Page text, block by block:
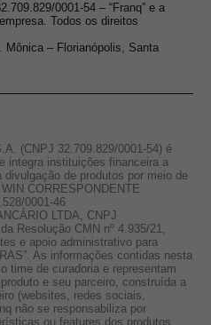
0001-54 – “Franq” e a
Todos os direitos
Mônica – Florianópolis, Santa
(CNPJ 32.709.829/0001-54) é
integra instituições financeira a
de produtos por meio de
CORRESPONDENTE
0001-46
LTDA, CNPJ
Resolução CMN nº 4.935/21,
e apoio administrativo para
As informações contidas nesta
time de curadoria e representam
e seu parceiro, construída a
(websites, redes sociais,
não se responsabiliza por
ou features dos produtos,